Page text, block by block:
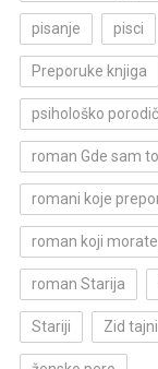
pisanje pisci
Preporuke knjiga
psihološko
roman Gde sam
romani koje
roman koji
roman Starija
Stariji Zid tajni